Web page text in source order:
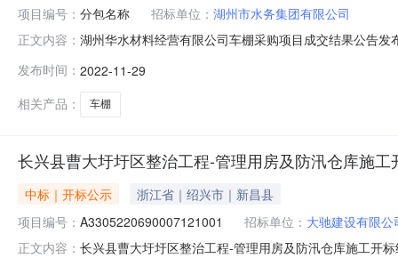
项目编号： 分包名称 招标单位： 湖州市水务集团有限公司
正文内容： 湖州华水材料经营有限公司车棚采购项目成交结果公告
168006.00元公告开始时间:2022年11月29日公告结束时
发布时间： 2022-11-29
相关产品：
车棚
长兴县曹大圩圩区整治工程-管理用房及防汛仓库施工
中标｜开标公示
浙江省｜绍兴市｜新昌县
项目编号： A3305220690007121001 招标单位： 大驰建设有限公
正文内容： 长兴县曹大圩圩区整治工程-管理用房及防汛仓库施工开